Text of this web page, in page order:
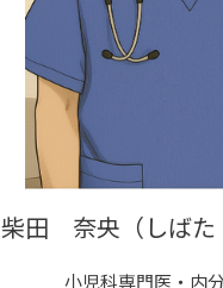
柴田 奈央（しば
小児科専門医・内